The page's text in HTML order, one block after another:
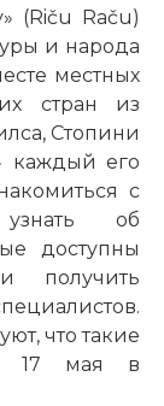
(Riču Raču)
и народа
местных
стран из
Стопини
каждый его
с
об
доступны
получить
что такие
17 мая в